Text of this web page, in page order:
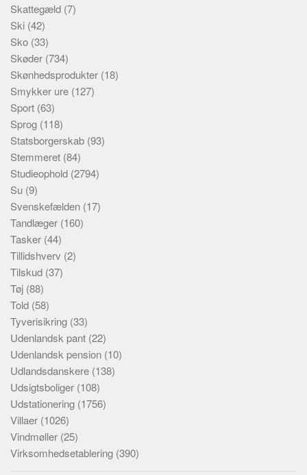
Skattegæld (7)
Ski (42)
Sko (33)
Skøder (734)
Skønhedsprodukter (18)
Smykker ure (127)
Sport (63)
Sprog (118)
Statsborgerskab (93)
Stemmeret (84)
Studieophold (2794)
Su (9)
Svenskefælden (17)
Tandlæger (160)
Tasker (44)
Tillidshverv (2)
Tilskud (37)
Tøj (88)
Told (58)
Tyverisikring (33)
Udenlandsk pant (22)
Udenlandsk pension (10)
Udlandsdanskere (138)
Udsigtsboliger (108)
Udstationering (1756)
Villaer (1026)
Vindmøller (25)
Virksomhedsetablering (390)